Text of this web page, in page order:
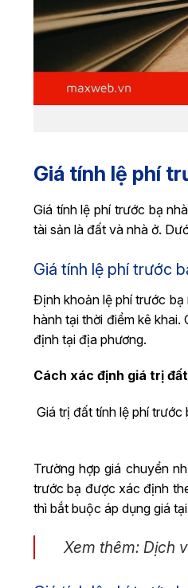
Giá tính lệ phí
Giá tính lệ phí trước bạ
tài sản là đất và nhà ở.
Giá tính lệ phí trước
Định khoản lệ phí trước
hành tại thời điểm kê
định tại địa phương.
Cách xác định giá trị
Giá trị đất tính lệ phí
Trường hợp giá chuyển
trước bạ được xác định
thì bắt buộc áp dụng giá
Xem thêm: Dịch